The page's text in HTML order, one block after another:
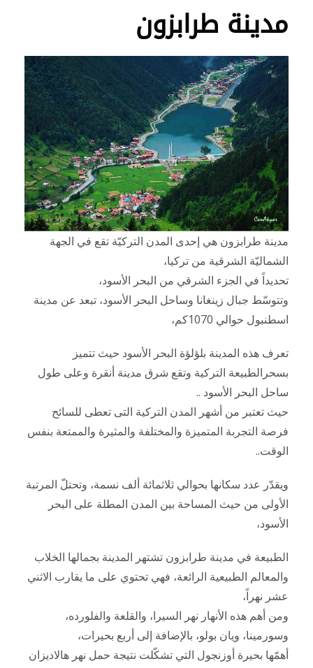
مدينة طرابزون
مدينة طرابزون هي إحدى المدن التركيّة تقع في الجهة
الشماليّة الشرقية من تركيا،
تحديداً في الجزء الشرقي من البحر الأسود،
وتتوسّط جبال زينغانا وساحل البحر الأسود، تبعد عن مدينة
اسطنبول حوالي 1070كم،
تعرف هذه المدينة بلؤلؤة البحر الأسود حيث تتميز
بسحرالطبيعة التركية وتقع شرق مدينة أنقرة وعلى طول
ساحل البحر الأسود ..
حيث تعتبر من أشهر المدن التركية التى تعطى للسائح
فرصة التجربة المتميزة والمختلفة والمثيرة والممتعة بنفس
الوقت..
ويقدّر عدد سكانها بحوالي ثلاثمائة ألف نسمة، وتحتلّ المرتبة
الأولى من حيث المساحة بين المدن المطلة على البحر
الأسود،
الطبيعة في مدينة طرابزون تشتهر المدينة بجمالها الخلاب
والمعالم الطبيعية الرائعة، فهي تحتوي على ما يقارب الاثني
عشر نهراً،
ومن أهم هذه الأنهار نهر السيرا، والقلعة والفلورده،
وسورمينا، ويان بولو، بالإضافة إلى أربع بحيرات،
أهمّها بحيرة أوزنجول التي تشكّلت نتيجة حمل نهر هالاديزان